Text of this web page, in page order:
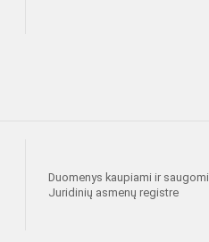
Duomenys kaupiami ir saugomi
Juridinių asmenų registre